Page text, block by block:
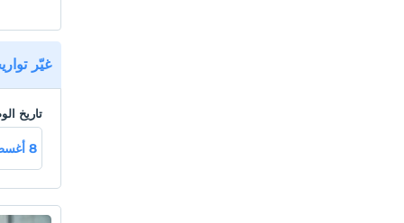
غيّر
تاريخ
8 أغسطس سبت